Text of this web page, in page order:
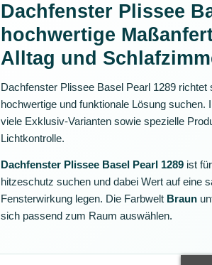
Dachfenster Plissee
hochwertige
Alltag und
Dachfenster Plissee Basel Pearl 1289
hochwertige und funktionale Lösung
viele Exklusiv-Varianten sowie spezielle
Lichtkontrolle.
Dachfenster Plissee Basel Pearl 1289 ist
hitzeschutz suchen und dabei Wert auf eine
Fensterwirkung legen. Die Farbwelt Braun
sich passend zum Raum auswählen.